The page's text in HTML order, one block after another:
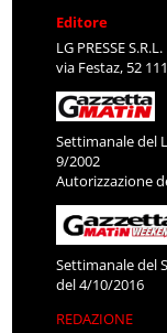
Editore
LG PRESSE S.R.L.
via Festaz, 52
Settimanale del
9/2002
Autorizzazione
Settimanale del
del 4/10/2016
REDAZIONE